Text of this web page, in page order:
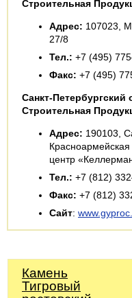
Строительная
Адрес: 107023,
27/8
Тел.: +7 (495)
Факс: +7 (495)
Санкт-
Строительная
Адрес: 190103,
центр
Тел.: +7 (812)
Факс: +7 (812)
Сайт:
Камень
Тигровый